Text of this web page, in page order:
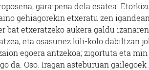
garaipena dela esatea.
gehiagorekin etxeratu zen
bat etxeratzeko aukera galdu
eta osasunez kili-kolo dabiltzan
egoera antzekoa; zigortuta eta
da. Oso. Iragan asteburuan